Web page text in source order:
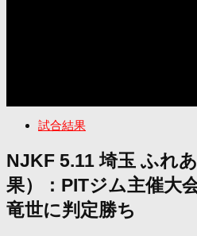
試合結果
NJKF 5.11 埼玉 ふれ
果）：PITジム主催大
竜世に判定勝ち